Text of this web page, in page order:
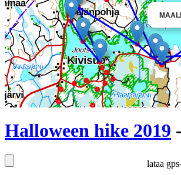
Halloween hike 2019
lataa